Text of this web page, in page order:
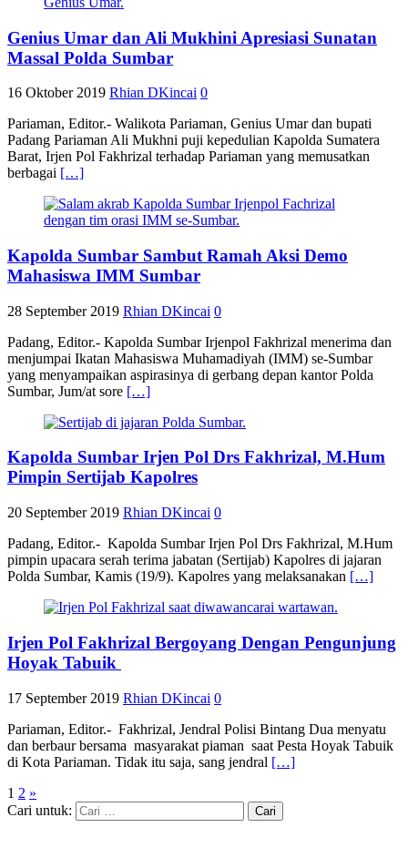
Genius Umar dan Ali Mukhini Apresiasi Sunatan
Massal Polda Sumbar
16 Oktober 2019 Rhian DKincai 0
Pariaman, Editor.- Walikota Pariaman, Genius Umar dan bupati
Padang Pariaman Ali Mukhni puji kepedulian Kapolda Sumatera
Barat, Irjen Pol Fakhrizal terhadap Pariaman yang memusatkan
berbagai […]
Kapolda Sumbar Sambut Ramah Aksi Demo
Mahasiswa IMM Sumbar
28 September 2019 Rhian DKincai 0
Padang, Editor.- Kapolda Sumbar Irjenpol Fakhrizal menerima dan
menjumpai Ikatan Mahasiswa Muhamadiyah (IMM) se-Sumbar
yang menyampaikan aspirasinya di gerbang depan kantor Polda
Sumbar, Jum/at sore […]
Kapolda Sumbar Irjen Pol Drs Fakhrizal, M.Hum
Pimpin Sertijab Kapolres
20 September 2019 Rhian DKincai 0
Padang, Editor.- Kapolda Sumbar Irjen Pol Drs Fakhrizal, M.Hum
pimpin upacara serah terima jabatan (Sertijab) Kapolres di jajaran
Polda Sumbar, Kamis (19/9). Kapolres yang melaksanakan […]
Irjen Pol Fakhrizal Bergoyang Dengan Pengunjung
Hoyak Tabuik
17 September 2019 Rhian DKincai 0
Pariaman, Editor.- Fakhrizal, Jendral Polisi Bintang Dua menyatu
dan berbaur bersama masyarakat piaman saat Pesta Hoyak Tabuik
di Kota Pariaman. Tidak itu saja, sang jendral […]
1 2 »
Cari untuk: